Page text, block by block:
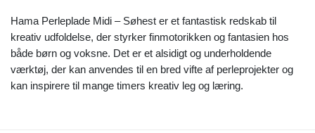
Hama Perleplade Midi – Søhest er et fantastisk redskab til
kreativ udfoldelse, der styrker finmotorikken og fantasien hos
både børn og voksne. Det er et alsidigt og underholdende
værktøj, der kan anvendes til en bred vifte af perleprojekter og
kan inspirere til mange timers kreativ leg og læring.